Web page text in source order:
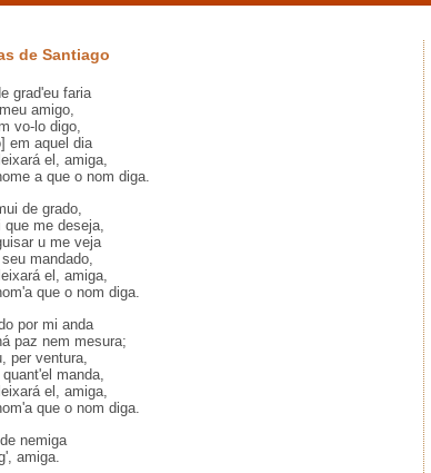
de Santiago
grad'eu faria
amigo,
vo-lo digo,
em aquel dia
leixaráel, amiga,
a que o nom diga.
de grado,
que me deseja,
u me veja
seu mandado,
el, amiga,
que o nom diga.
por mi anda
paz nem mesura;
per ventura,
manda,
el, amiga,
que o nom diga.
nemiga
amiga.